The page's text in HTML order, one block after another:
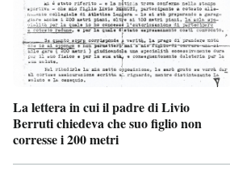
La lettera in cui il padre di Livio
Berruti chiedeva che suo figlio non
corresse i 200 metri